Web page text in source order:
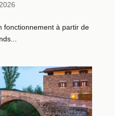
fonctionnement à partir de